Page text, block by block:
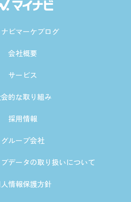
ビマーケブログ
会社概要
サービス
的な取り組み
採用情報
グループ会社
データの取り扱いについて
情報保護方針